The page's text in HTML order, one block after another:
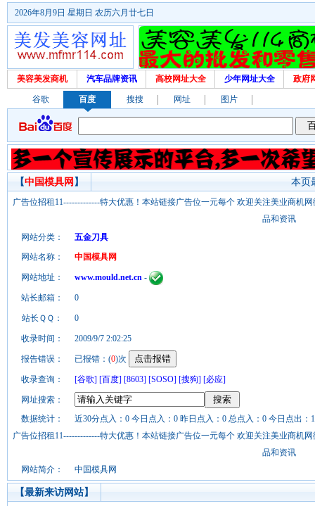
2026年8月9日 星期日 农历六月廿七日
美容美发商机 汽车品牌资讯 高校网址大全 少年网址大全 政府
谷歌 百度 搜搜 网址 图片
本页
【中国模具网 】
广告位招租11-------------特大优惠！本站链接广告位一元每个 欢迎关注美业商机
品和资讯
网站分类：
五金刀具
网站名称：
中国模具网
网站地址： www.mould.net.cn -
站长邮箱： 0
站长ＱＱ： 0
收录时间： 2009/9/7 2:02:25
报告错误： 已报错：(0)次
收录查询： [谷歌] [百度] [8603] [SOSO] [搜狗] [必应]
网址搜索：
数据统计：
近30分点入：0 今日点入：0 昨日点入：0 总点入：0 今日点出：
广告位招租11-------------特大优惠！本站链接广告位一元每个 欢迎关注美业商机
品和资讯
网站简介：
中国模具网
【最新来访网站】